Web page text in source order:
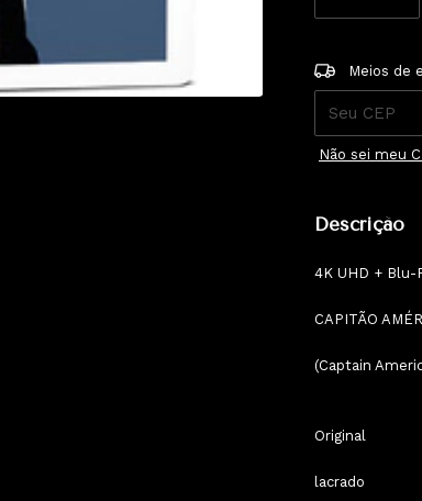
Entregas para
Meios de
Não sei meu
Descrição
4K UHD + Blu-
CAPITÃO
(Captain
Original
lacrado